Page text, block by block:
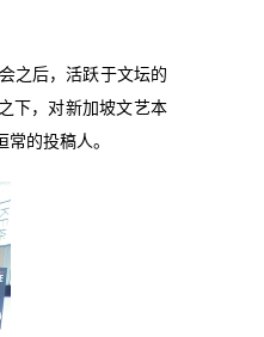
之后，活跃于文坛的
下，对新加坡文艺本
的投稿人。